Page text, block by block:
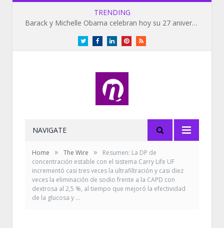
TRENDING
Barack y Michelle Obama celebran hoy su 27 aniversario de bodas
TwitterFacebookLinkedInPinterestRSS
NAVIGATE
Home » The Wire »
Resumen: La DP de
concentración estable con el sistema Carry Life UF
incrementó casi tres veces la ultrafiltración y casi diez
veces la eliminación de sodio frente a la CAPD con
dextrosa al 2,5 %, al tiempo que mejoró la efectividad
de la glucosa y …